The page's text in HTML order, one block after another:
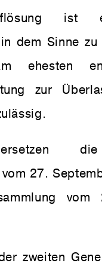
ist
dem Sinne
ehesten
zur
ersetzen
27.
zweiten